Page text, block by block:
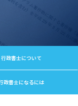
行政書士について
政書士になるには
（12：00～13：00はお
及びお盆
及びお盆